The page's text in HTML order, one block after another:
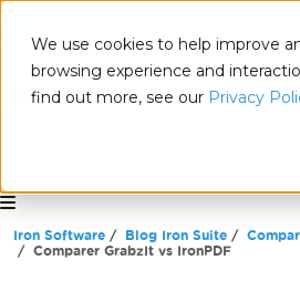
We use cookies to help improve
browsing experience and
find out more, see our Privacy
Passer au contenu du pied de
Iron Software Blog Iron Suite
Comparer GrabzIt vs IronPDF